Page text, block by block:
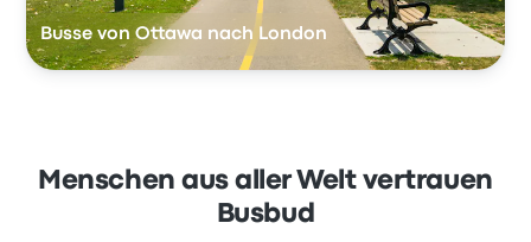
Busse von Ottawa nach London
Menschen aus aller Welt vertrauen
Busbud